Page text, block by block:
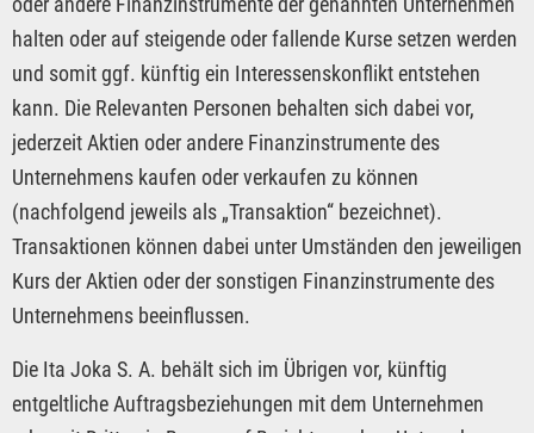
halten oder auf steigende oder fallende Kurse setzen werden
und somit ggf. künftig ein Interessenskonflikt entstehen
kann. Die Relevanten Personen behalten sich dabei vor,
jederzeit Aktien oder andere Finanzinstrumente des
Unternehmens kaufen oder verkaufen zu können
(nachfolgend jeweils als „Transaktion“ bezeichnet).
Transaktionen können dabei unter Umständen den jeweiligen
Kurs der Aktien oder der sonstigen Finanzinstrumente des
Unternehmens beeinflussen.
Die Ita Joka S. A. behält sich im Übrigen vor, künftig
entgeltliche Auftragsbeziehungen mit dem Unternehmen